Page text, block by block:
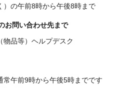
）の午前8時から午後8時まで
お問い合わせ先まで
物品等）ヘルプデスク
常午前9時から午後5時までです